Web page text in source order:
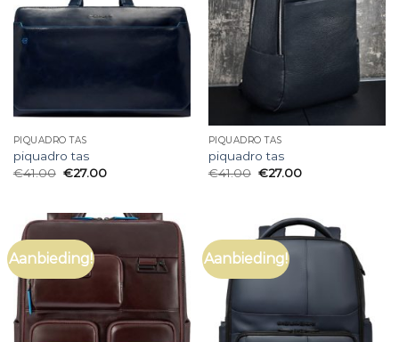
PIQUADRO TAS
piquadro tas
€41.00 €27.00
PIQUADRO TAS
piquadro tas
€41.00 €27.00
Aanbieding! Aanbieding!